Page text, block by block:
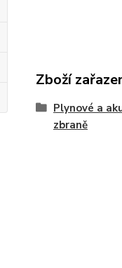
Zboží
Plynové a
zbraně